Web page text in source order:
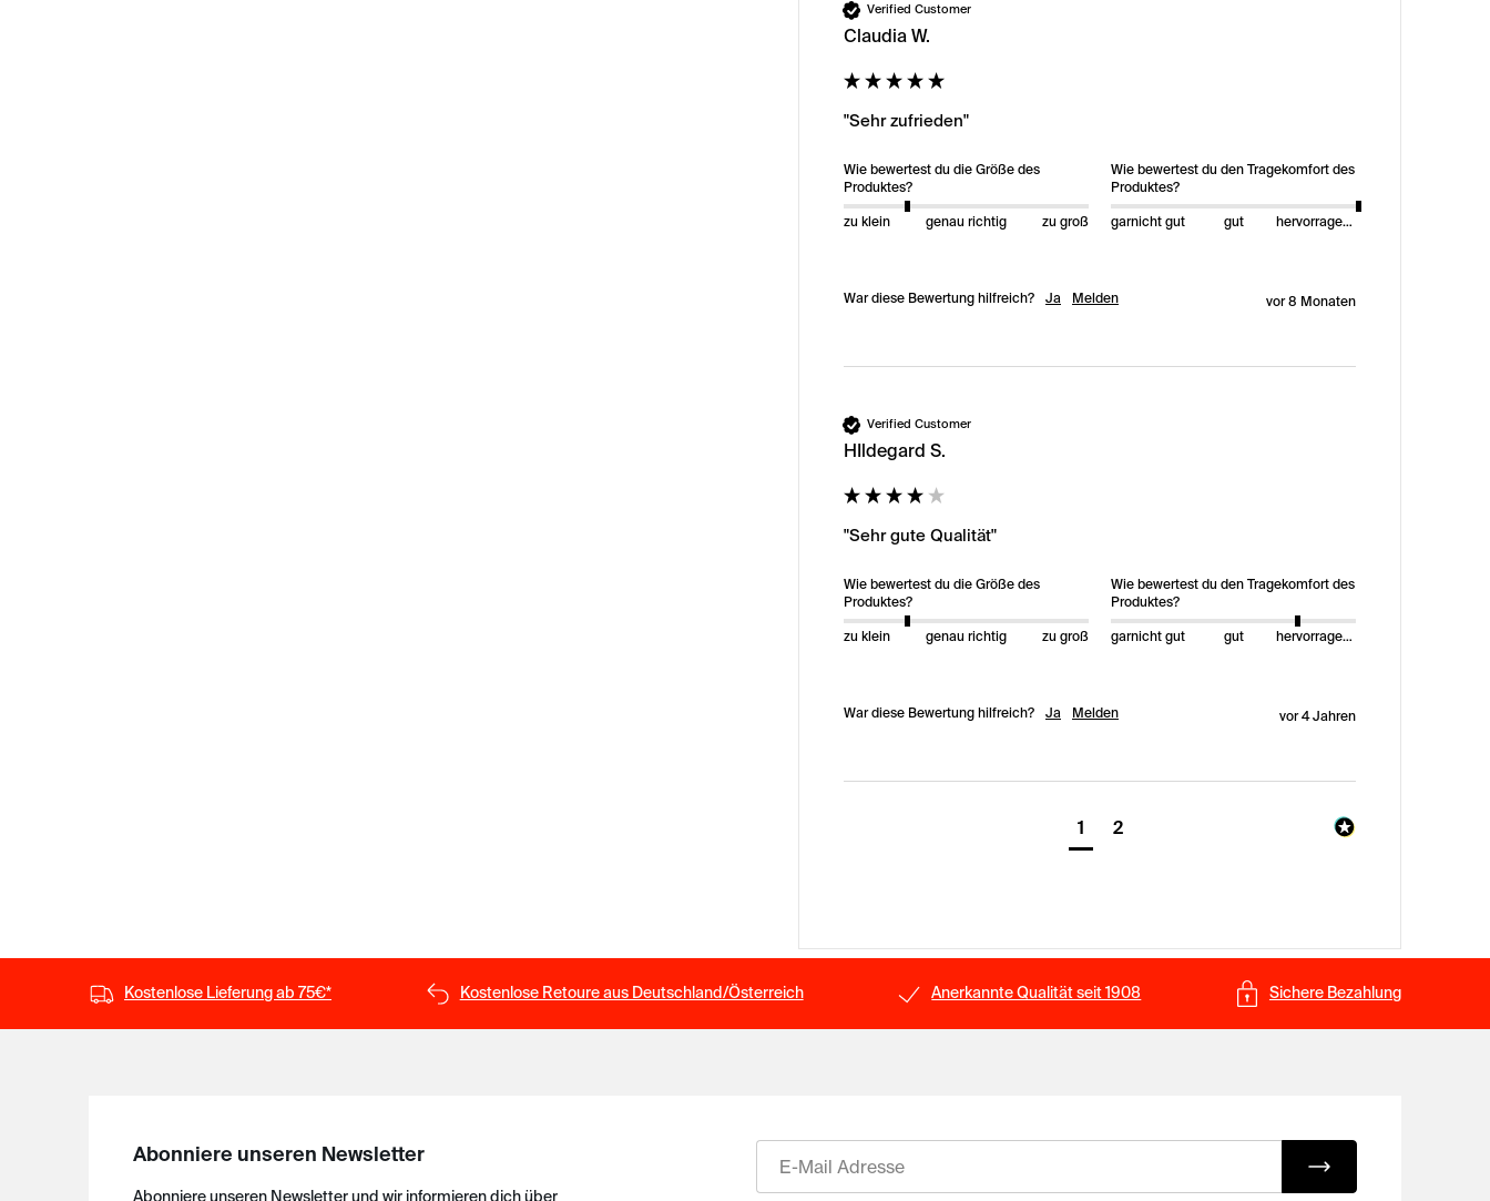
Verified Customer
Claudia W.
"Sehr zufrieden"
Wie bewertest du die Größe des
Produktes?
zu klein genau richtig zu groß
Wie bewertest du den Tragekomfort des
Produktes?
garnicht gut gut hervorragend
War diese Bewertung hilfreich? Ja Melden vor 8 Monaten
Verified Customer
HIldegard S.
"Sehr gute Qualität"
Wie bewertest du die Größe des
Produktes?
zu klein genau richtig zu groß
Wie bewertest du den Tragekomfort des
Produktes?
garnicht gut gut hervorragend
War diese Bewertung hilfreich? Ja Melden vor 4 Jahren
1 2
Kostenlose Lieferung ab 75€* Kostenlose Retoure aus Deutschland/Österreich Anerkannte Qualität seit 1908 Sichere Bezahlung
Abonniere unseren Newsletter
Abonniere unseren Newsletter und wir informieren dich über